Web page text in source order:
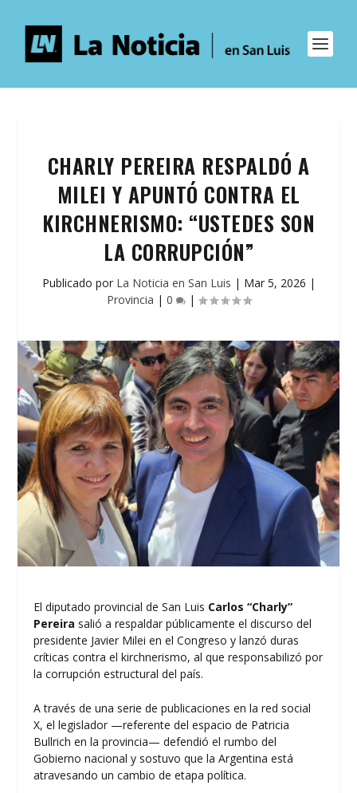
CHARLY PEREIRA RESPALDÓ A
MILEI Y APUNTÓ CONTRA EL
KIRCHNERISMO: “USTEDES SON
LA CORRUPCIÓN”
Publicado por La Noticia en San Luis | Mar 5, 2026 |
Provincia | 0 |
El diputado provincial de San Luis Carlos “Charly”
Pereira salió a respaldar públicamente el discurso del
presidente Javier Milei en el Congreso y lanzó duras
críticas contra el kirchnerismo, al que responsabilizó por
la corrupción estructural del país.
A través de una serie de publicaciones en la red social
X, el legislador —referente del espacio de Patricia
Bullrich en la provincia— defendió el rumbo del
Gobierno nacional y sostuvo que la Argentina está
atravesando un cambio de etapa política.